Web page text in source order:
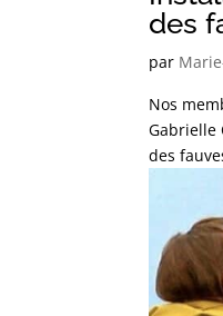
des
par
Nos
Gabrielle
des